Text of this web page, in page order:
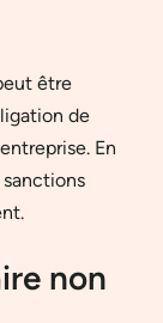
être
de
En
non